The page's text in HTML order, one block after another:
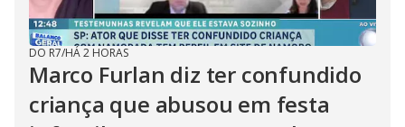
DO R7/HÁ 2 HORAS
Marco Furlan diz ter confundido
criança que abusou em festa